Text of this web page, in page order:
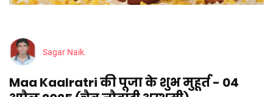
Sagar Naik.
Maa Kaalratri की पूजा के शुभ मुहूर्त - 04